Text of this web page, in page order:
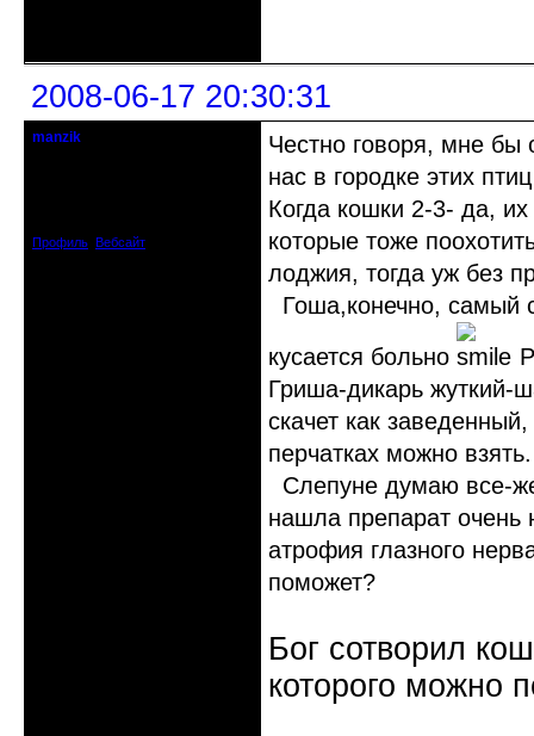
2008-06-17 20:30:31
manzik
Профиль Вебсайт
Честно говоря, мне бы
нас в городке этих
Когда кошки 2-3- да,
которые тоже
лоджия, тогда уж без
Гоша,конечно, самый
кусается больно
Гриша-дикарь жуткий-
скачет как
перчатках можно взять.
Слепуне думаю все-
нашла препарат очень
атрофия глазного
поможет?
Бог сотворил
которого можно